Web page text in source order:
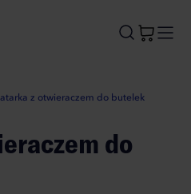
Latarka z otwieraczem do butelek